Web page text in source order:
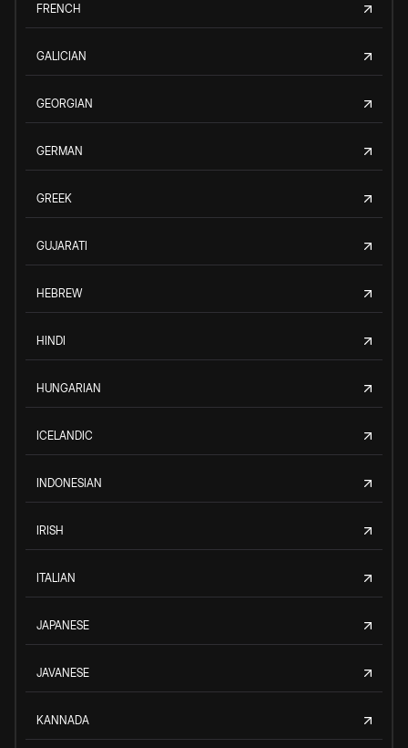
FRENCH
GALICIAN
GEORGIAN
GERMAN
GREEK
GUJARATI
HEBREW
HINDI
HUNGARIAN
ICELANDIC
INDONESIAN
IRISH
ITALIAN
JAPANESE
JAVANESE
KANNADA